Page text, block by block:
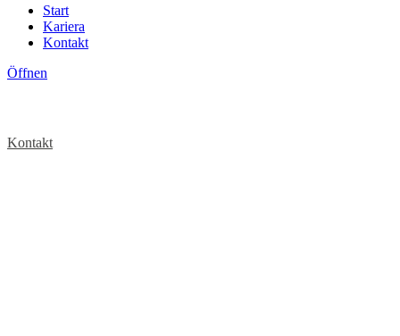
Start
Kariera
Kontakt
Öffnen
Kontakt